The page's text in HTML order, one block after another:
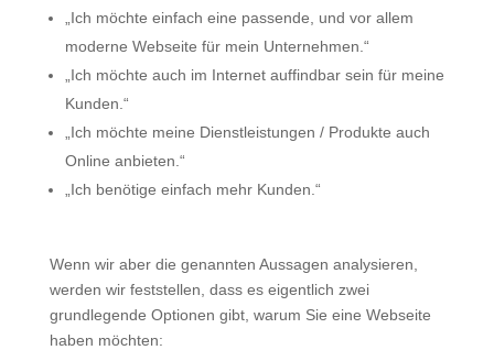
„Ich möchte einfach eine passende, und vor allem
moderne Webseite für mein Unternehmen.“
„Ich möchte auch im Internet auffindbar sein für meine
Kunden.“
„Ich möchte meine Dienstleistungen / Produkte auch
Online anbieten.“
„Ich benötige einfach mehr Kunden.“
Wenn wir aber die genannten Aussagen analysieren,
werden wir feststellen, dass es eigentlich zwei
grundlegende Optionen gibt, warum Sie eine Webseite
haben möchten: